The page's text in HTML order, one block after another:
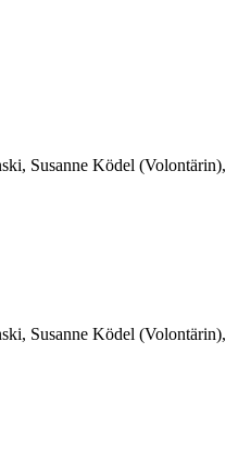
Susanne Ködel (Volontärin),
Susanne Ködel (Volontärin),